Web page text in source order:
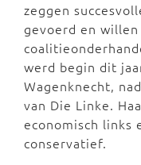
zeggen
gevoerd en
werd begin dit
Wagenknecht,
van Die Linke.
economisch links
conservatief.